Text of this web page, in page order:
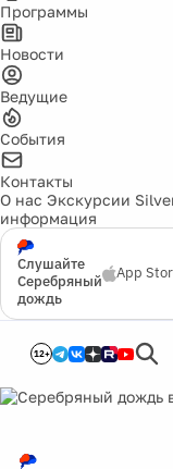
Программы
Новости
Ведущие
События
Контакты
О нас Экскурсии
информация
Слушайте
Серебряный
дождь
App
12+